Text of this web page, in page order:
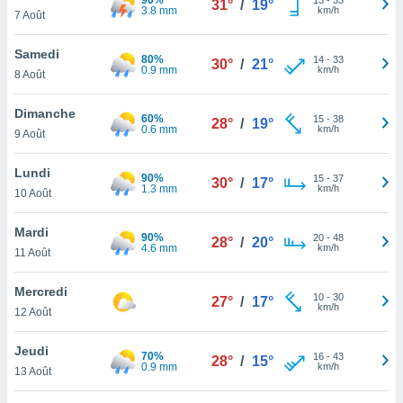
et
au
vous
de
de
le
un
la
7 Août
3.8 mm
31° / 19°
km/h
Samedi
8 Août
80%
0.9 mm
30° / 21° 14- 33
km/h
Dimanche
9 Août
60%
0.6 mm
28° / 19° 15- 38
km/h
Lundi
10 Août
90%
1.3 mm
30° / 17° 15- 37
km/h
Mardi
11 Août
90%
4.6 mm
28° / 20° 20- 48
km/h
Mercredi
12 Août
27° / 17° 10- 30
km/h
Jeudi
13 Août
70%
0.9 mm
28° / 15° 16- 43
km/h